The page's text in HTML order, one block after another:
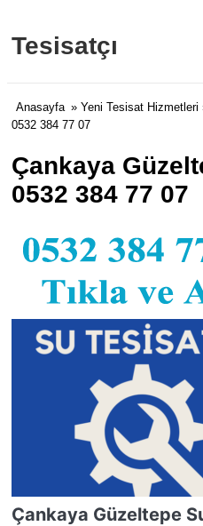
Tesisatçı
Anasayfa » Yeni Tesisat Hizmetleri
0532 384 77 07
Çankaya
0532 384 77 07
Çankaya Güzeltepe